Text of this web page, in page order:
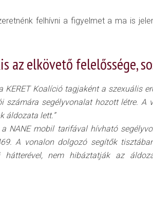
felhívni a figyelmet a ma is
az elkövető felelőssége,
KERET Koalíció tagjaként a szexuális
számára segélyvonalat hozott létre. A
áldozata lett.”
NANE mobil tarifával hívható
A vonalon dolgozó segítők
hátterével, nem hibáztatják az